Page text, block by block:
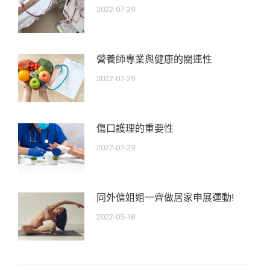
2022-07-29
營養師專業與健康的關連性
2022-07-29
傷口護理的重要性
2022-07-29
同外傭姐姐一齊做居家申展運動!
2022-05-18